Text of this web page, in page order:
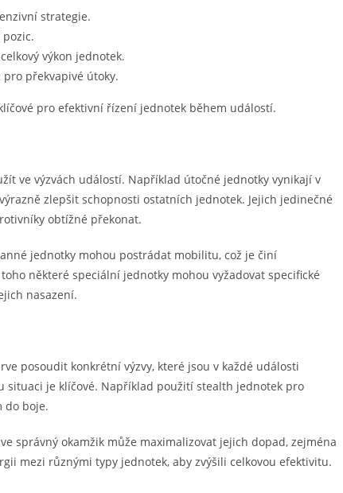
strategie.
výkon jednotek.
překvapivé útoky.
pro efektivní řízení jednotek během událostí.
ve výzvách událostí. Například útočné jednotky vynikají v
zlepšit schopnosti ostatních jednotek. Jejich jedinečné
obtížné překonat.
jednotky mohou postrádat mobilitu, což je činí
některé speciální jednotky mohou vyžadovat specifické
nasazení.
posoudit konkrétní výzvy, které jsou v každé události
situaci je klíčové. Například použití stealth jednotek pro
do boje.
správný okamžik může maximalizovat jejich dopad, zejména
mezi různými typy jednotek, aby zvýšili celkovou efektivitu.